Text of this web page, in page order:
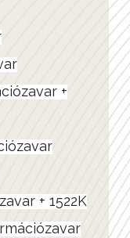
+
+ 1522K